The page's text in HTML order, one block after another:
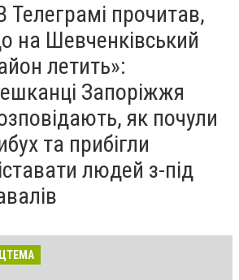
Телеграмі прочитав,
на Шевченківський
летить»:
Запоріжжя
як почули
та прибігли
людей з-під